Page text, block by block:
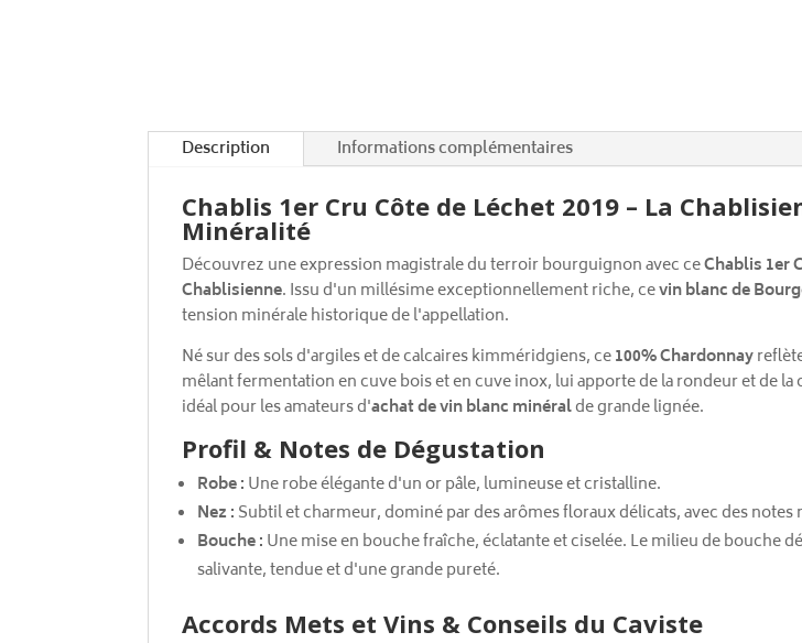
Description Informations complémentaires
Chablis 1er Cru Côte de Léchet 2019 – La
Minéralité
Découvrez une expression magistrale du terroir bourguignon avec ceChablis 1er
Chablisienne. Issu d'un millésime exceptionnellement riche, cevin blanc de
tension minérale historique de l'appellation.
Né sur des sols d'argiles et de calcaires kimméridgiens, ce100% Chardonnay
mêlant fermentation en cuve bois et en cuve inox, lui apporte de la rondeur et de
idéal pour les amateurs d'achat de vin blanc minéralde grande lignée.
Profil & Notes de Dégustation
Robe : Une robe élégante d'un or pâle, lumineuse et cristalline.
Nez : Subtil et charmeur, dominé par des arômes floraux délicats, avec des notes
Bouche : Une mise en bouche fraîche, éclatante et ciselée. Le milieu de bouche
salivante, tendue et d'une grande pureté.
Accords Mets et Vins & Conseils du Caviste